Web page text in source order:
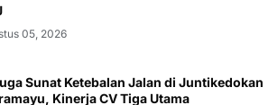
05, 2026
Sunat Ketebalan Jalan di Juntikedokan
Kinerja CV Tiga Utama